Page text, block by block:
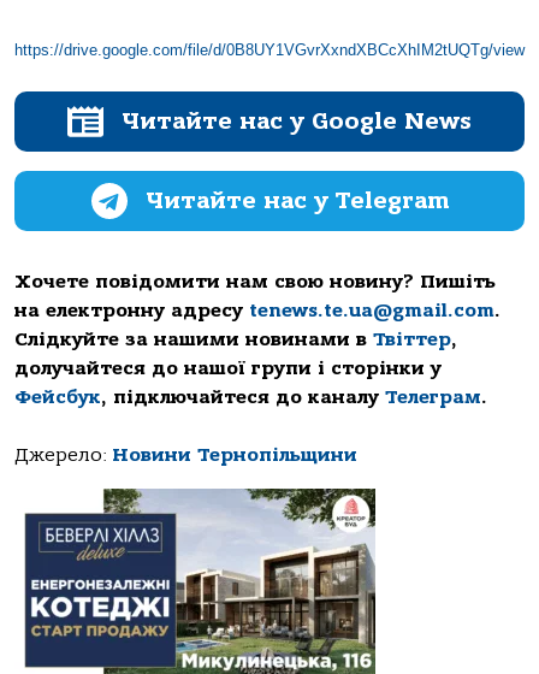
https://drive.google.com/file/d/0B8UY1VGvrXxndXBCcXhIM2tUQTg/view
Читайте нас у Google News
Читайте нас у Telegram
Хочете повідомити нам свою новину? Пишіть
на електронну адресу tenews.te.ua@gmail.com.
Слідкуйте за нашими новинами в Твіттер,
долучайтеся до нашої групи і сторінки у
Фейсбук, підключайтеся до каналу Телеграм.
Джерело: Новини Тернопільщини